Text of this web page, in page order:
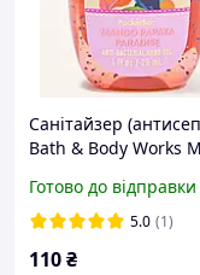
Санітайзер
Bath & Body Works
Готово до відправки
5.0 (1)
110₴